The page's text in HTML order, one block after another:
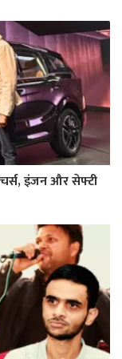
इंजन और सेफ्टी